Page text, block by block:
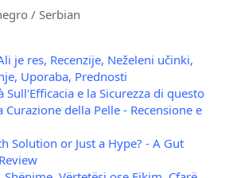
/ Serbian
je res, Recenzije, Neželeni učinki,
Uporaba, Prednosti
Sull'Efficacia e la Sicurezza di questo
della Pelle - Recensione e
Solution or Just a Hype? - A Gut